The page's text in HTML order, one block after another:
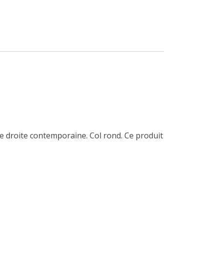
droite contemporaine. Col rond. Ce produit